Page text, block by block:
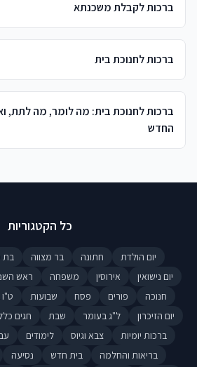
ברכות לקבלת משכנתא
ברכות לחנוכת בית
ברכות לחנוכת בית: מה לומר, מה לתת,
החדש
כל הקטגוריות
יום הולדת חתונה בר מצווה בת
יום נישואין
אירוסין משפחה ראש
חנוכה
פורים פסח שבועות
יום הזיכרון
ל"ג בעומר שבת חגים
ברכות יומיות
צבא וגיוס לימודים
בריאות והחלמה
בית חדש נסיעה